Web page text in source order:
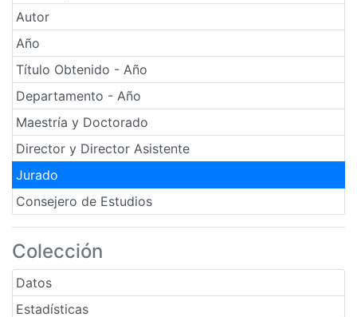
Autor
Año
Título Obtenido - Año
Departamento - Año
Maestría y Doctorado
Director y Director Asistente
Jurado
Consejero de Estudios
Colección
Datos
Estadísticas